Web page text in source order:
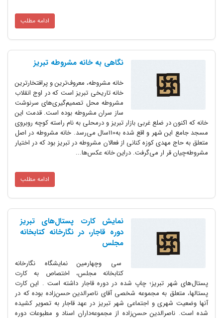
ادامه مطلب
نگاهی به خانه مشروطه تبریز
خانه مشروطه، معروف‌ترین و پرافتخارترین
خانه تاریخی تبریز است که در اوج انقلاب
مشروطه محل تصمیم‌گیری‌های سرنوشت
ساز سران مشروطه بوده است. قدمت این
خانه که اکنون در ضلع غربی بازار تبریز و درمحلی به نام راسته کوچه روبروی
مسجد جامع این شهر و اقع شده به110سال می‌رسد. خانه مشروطه در اصل
متعلق به حاج مهدی کوزه کنانی از فعالان مشروطه در تبریز بود که در اختیار
مشروطه‌چیان قر ار می‌گرفت. دراین خانه عکس‌ها...
ادامه مطلب
نمایش کارت پستال‌های تبریز
دوره قاجار، در نگارخانه کتابخانه
مجلس
سی وچهارمین نمایشگاه نگارخانه
کتابخانه مجلس، اختصاص به کارت
پستال‌های شهر تبریز؛ چاپ شده در دوره قاجار داشته است . این کارت
پستالها، متعلق به مجموعه شخصی آقای ناصرالدین حسن‌زاده بوده که در
آنها وضعیت شهری و اجتماعی شهر تبریز در عهد قاجار به تصویر کشیده
شده است. ناصرالدین حسن‌زاده از مجموعه‌داران اسناد و مطبوعات دوره